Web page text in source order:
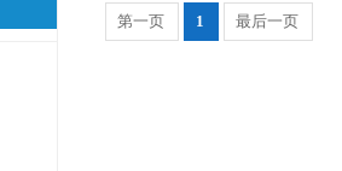
第一页 1 最后一页